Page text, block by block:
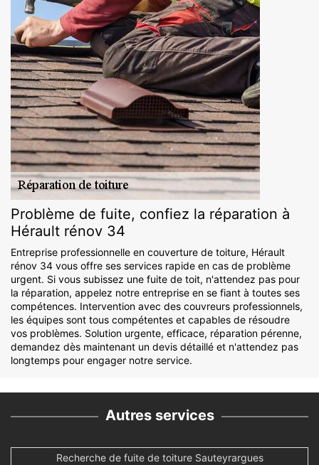
Problème de fuite, confiez la réparation à
Hérault rénov 34
Entreprise professionnelle en couverture de toiture, Hérault
rénov 34 vous offre ses services rapide en cas de problème
urgent. Si vous subissez une fuite de toit, n'attendez pas pour
la réparation, appelez notre entreprise en se fiant à toutes ses
compétences. Intervention avec des couvreurs professionnels,
les équipes sont tous compétentes et capables de résoudre
vos problèmes. Solution urgente, efficace, réparation pérenne,
demandez dès maintenant un devis détaillé et n'attendez pas
longtemps pour engager notre service.
Autres services
Recherche de fuite de toiture Sauteyrargues